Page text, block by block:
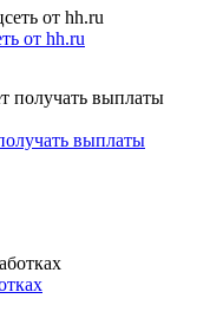
от hh.ru
выплаты